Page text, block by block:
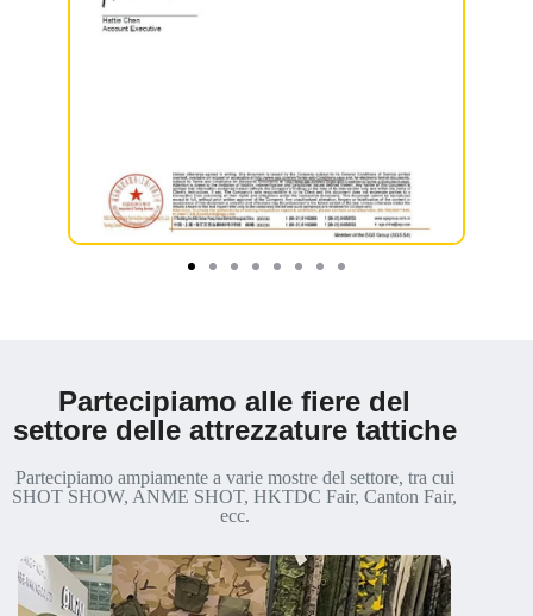
Partecipiamo alle fiere del
settore delle attrezzature tattiche
Partecipiamo ampiamente a varie mostre del settore, tra cui
SHOT SHOW, ANME SHOT, HKTDC Fair, Canton Fair,
ecc.